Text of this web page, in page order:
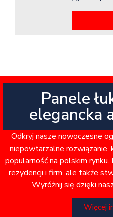
Panele
elegancka
Odkryj nasze nowoczesne
niepowtarzalne
popularność na polskim
rezydencji i firm, ale także
Wyróżnij się dzięki
Więcej